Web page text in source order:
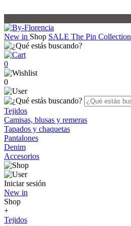
New in Shop SALE The Pin Collection
0
0
Tejidos
Camisas, blusas y remeras
Tapados y chaquetas
Pantalones
Denim
Accesorios
Iniciar sesión
New in
Shop
+
Tejidos